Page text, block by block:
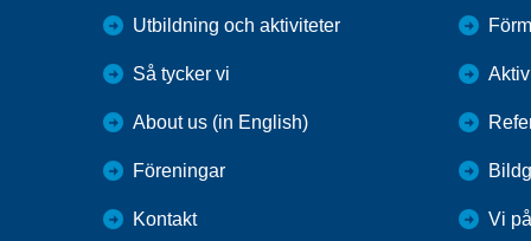
Utbildning och aktiviteter
Så tycker vi
About us (in English)
Föreningar
Kontakt Vi